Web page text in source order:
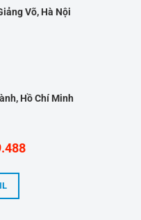
Võ, Hà Nội
Hồ Chí Minh